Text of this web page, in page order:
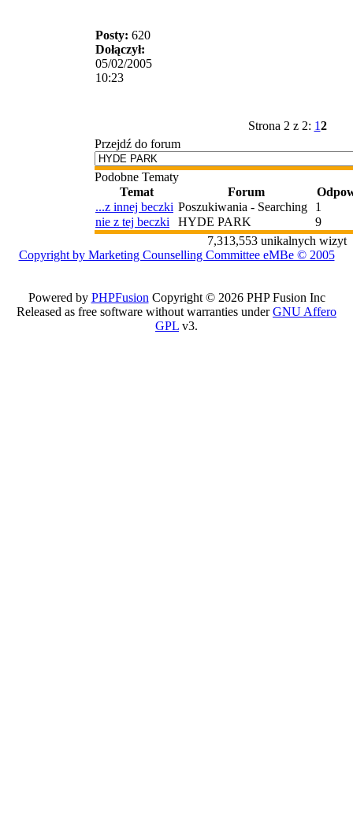
Posty: 620
Dołączył:
05/02/2005
10:23
Strona 2 z 2: 12
Przejdź do forum
Podobne Tematy
Temat
Forum
...z innej beczki Poszukiwania - Searching
1
nie z tej beczki
HYDE PARK
9
7,313,553 unikalnych wizyt
Copyright by Marketing Counselling Committee eMBe © 2005
Powered by PHPFusion Copyright © 2026 PHP Fusion Inc
Released as free software without warranties underGNU Affero
GPL v3.